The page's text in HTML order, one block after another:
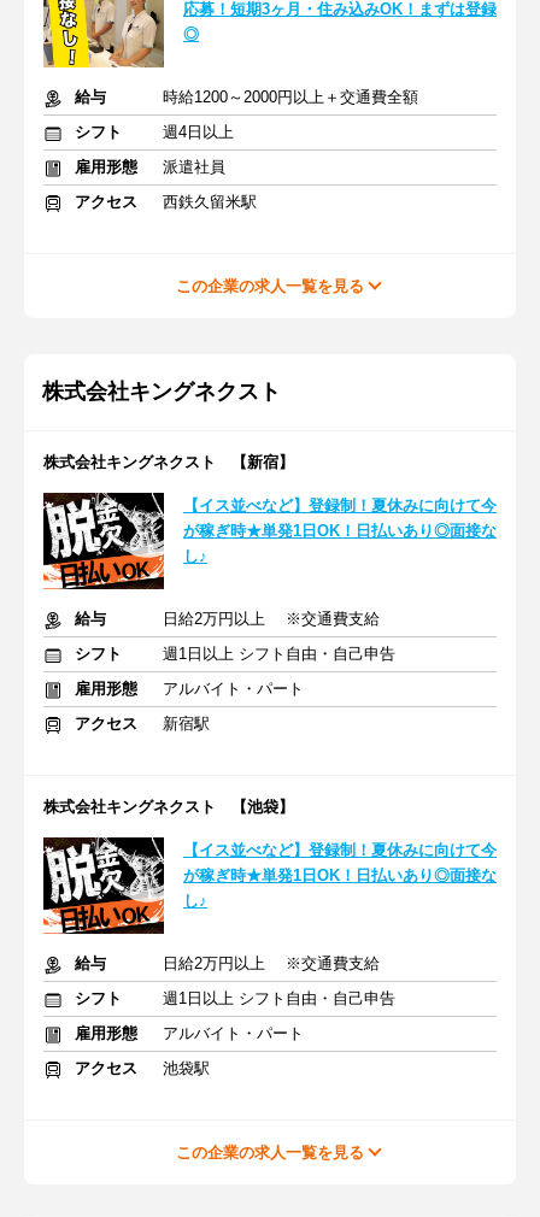
応募！短期3ヶ月・住み込みOK！まずは登録
◎
給与
時給1200～2000円以上＋交通費全額
シフト
週4日以上
雇用形態
派遣社員
アクセス
西鉄久留米駅
この企業の求人一覧を見る
株式会社キングネクスト
株式会社キングネクスト 【新宿】
【イス並べなど】登録制！夏休みに向けて今
が稼ぎ時★単発1日OK！日払いあり◎面接な
し♪
給与
日給2万円以上 ※交通費支給
シフト
週1日以上 シフト自由・自己申告
雇用形態
アルバイト・パート
アクセス
新宿駅
株式会社キングネクスト 【池袋】
【イス並べなど】登録制！夏休みに向けて今
が稼ぎ時★単発1日OK！日払いあり◎面接な
し♪
給与
日給2万円以上 ※交通費支給
シフト
週1日以上 シフト自由・自己申告
雇用形態
アルバイト・パート
アクセス
池袋駅
この企業の求人一覧を見る